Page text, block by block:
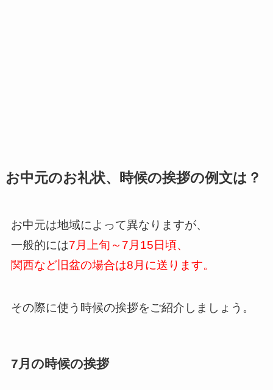
お中元のお礼状、時候の挨拶の例文は？
お中元は地域によって異なりますが、
一般的には7月上旬～7月15日頃、
関西など旧盆の場合は8月に送ります。
その際に使う時候の挨拶をご紹介しましょう。
7月の時候の挨拶